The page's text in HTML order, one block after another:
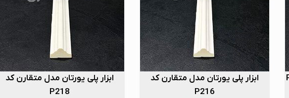
ابزار پلی یورتان مدل متقارن کد
P216
ابزار پلی یورتان مدل متقارن کد
P218